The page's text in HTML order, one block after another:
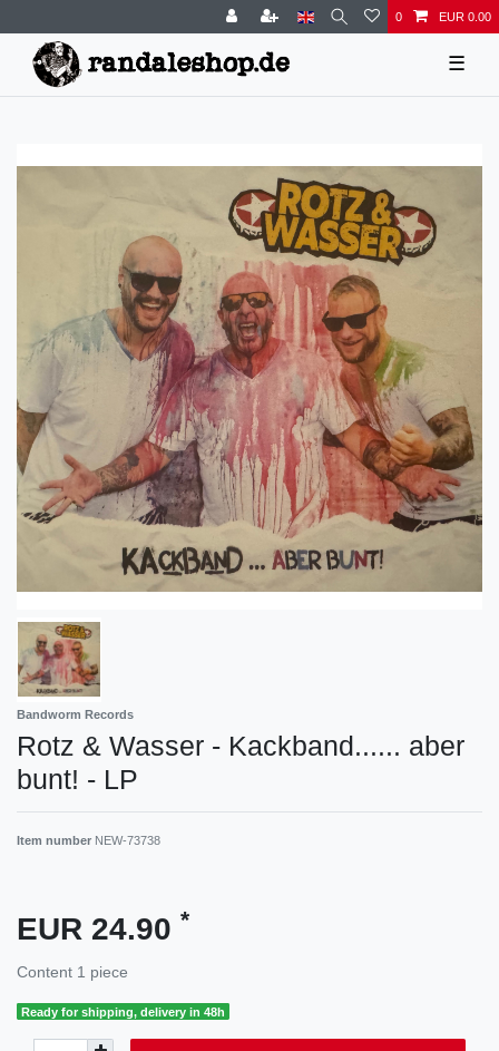
0 EUR 0.00
☰
Bandworm Records
Rotz & Wasser - Kackband...... aber
bunt! - LP
Item number NEW-73738
EUR 24.90 *
Content 1 piece
Ready for shipping, delivery in 48h